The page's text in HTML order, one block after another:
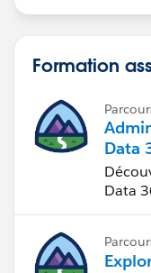
Formation
Data
Data